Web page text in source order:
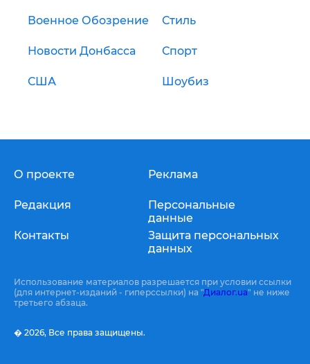
Военное Обозрение Стиль
Новости Донбасса Спорт
США Шоубиз
О проекте
Редакция
Контакты
Реклама
Персональные
данные
Защита персональных
данных
Использование материалов разрешается при условии ссылки
(для интернет-изданий - гиперссылки) на "Диалог.ua" не ниже
третьего абзаца.
� 2026, Все права защищены.